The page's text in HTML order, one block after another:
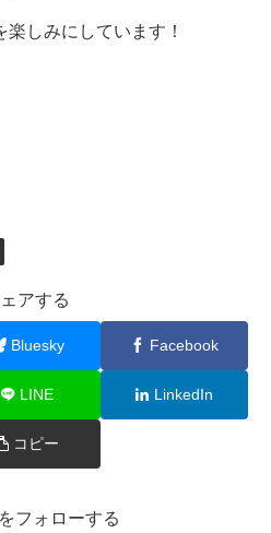
しみにしています！
アする
Bluesky Facebook
LINE LinkedIn
コピー
フォローする